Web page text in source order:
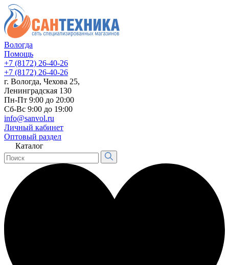
Вологда
Помощь
+7 (8172) 26-40-26
+7 (8172) 26-40-26
г. Вологда, Чехова 25,
Ленинградская 130
Пн-Пт 9:00 до 20:00
Сб-Вс 9:00 до 19:00
info@sanvol.ru
Личный кабинет
Оптовый раздел
Каталог